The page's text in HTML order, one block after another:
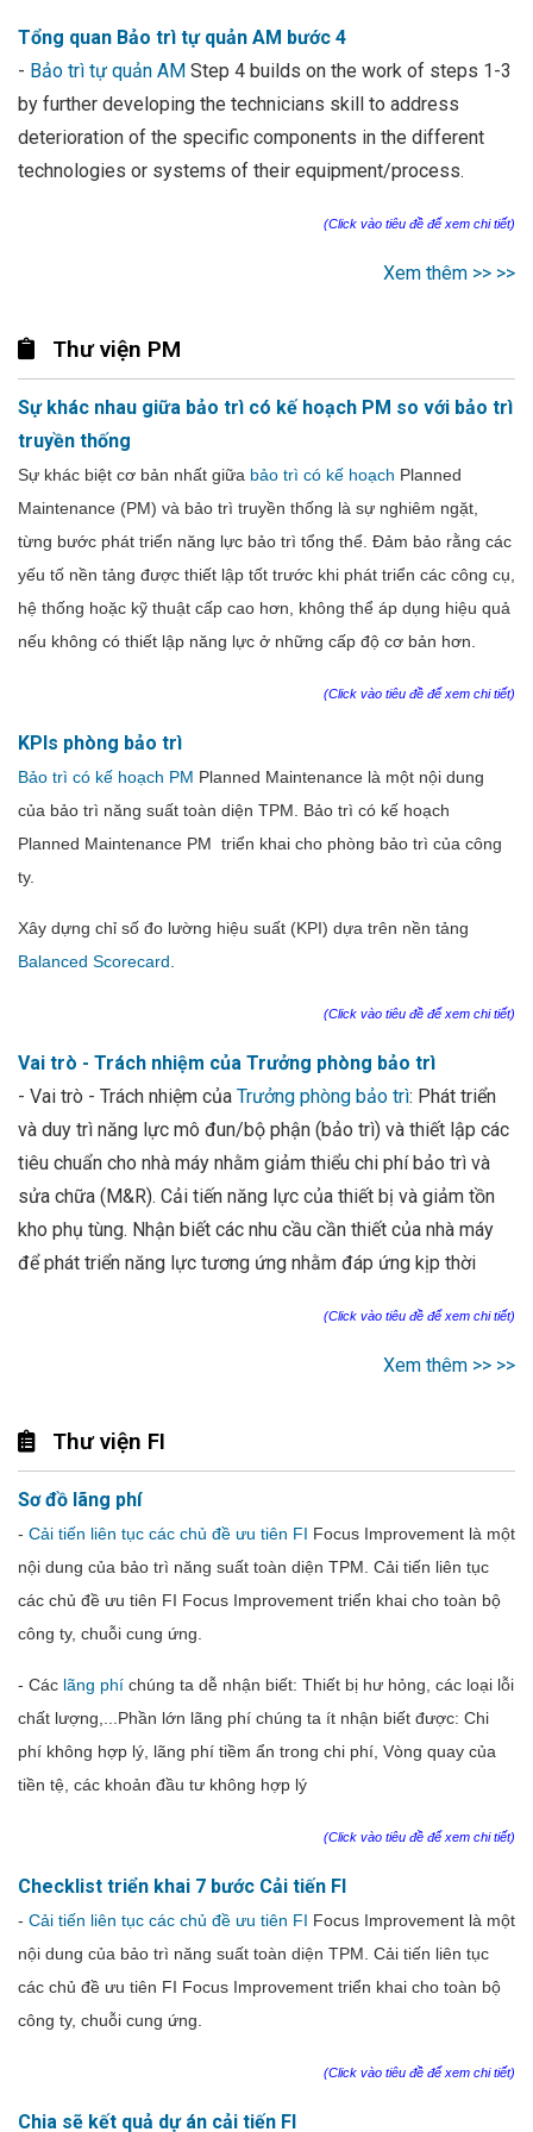
Tổng quan Bảo trì tự quản AM bước 4
- Bảo trì tự quản AM Step 4 builds on the work of steps 1-3
by further developing the technicians skill to address
deterioration of the specific components in the different
technologies or systems of their equipment/process.
(Click vào tiêu đề để xem chi tiết)
Xem thêm >> >>
Thư viện PM
Sự khác nhau giữa bảo trì có kế hoạch PM so với bảo trì
truyền thống
Sự khác biệt cơ bản nhất giữa bảo trì có kế hoạch Planned
Maintenance (PM) và bảo trì truyền thống là sự nghiêm ngặt,
từng bước phát triển năng lực bảo trì tổng thể. Đảm bảo rằng các
yếu tố nền tảng được thiết lập tốt trước khi phát triển các công cụ,
hệ thống hoặc kỹ thuật cấp cao hơn, không thể áp dụng hiệu quả
nếu không có thiết lập năng lực ở những cấp độ cơ bản hơn.
(Click vào tiêu đề để xem chi tiết)
KPIs phòng bảo trì
Bảo trì có kế hoạch PM Planned Maintenance là một nội dung
của bảo trì năng suất toàn diện TPM. Bảo trì có kế hoạch
Planned Maintenance PM triển khai cho phòng bảo trì của công
ty.
Xây dựng chỉ số đo lường hiệu suất (KPI) dựa trên nền tảng
Balanced Scorecard
(Click vào tiêu đề để xem chi tiết)
Vai trò - Trách nhiệm của Trưởng phòng bảo trì
- Vai trò - Trách nhiệm của Trưởng phòng bảo trì: Phát triển
và duy trì năng lực mô đun/bộ phận (bảo trì) và thiết lập các
tiêu chuẩn cho nhà máy nhằm giảm thiểu chi phí bảo trì và
sửa chữa (M&R). Cải tiến năng lực của thiết bị và giảm tồn
kho phụ tùng. Nhận biết các nhu cầu cần thiết của nhà máy
để phát triển năng lực tương ứng nhằm đáp ứng kịp thời
(Click vào tiêu đề để xem chi tiết)
Xem thêm >> >>
Thư viện FI
Sơ đồ lãng phí
- Cải tiến liên tục các chủ đề ưu tiên FI Focus Improvement là một
nội dung của bảo trì năng suất toàn diện TPM. Cải tiến liên tục
các chủ đề ưu tiên FI Focus Improvement triển khai cho toàn bộ
công ty, chuỗi cung ứng.
- Các lãng phí chúng ta dễ nhận biết: Thiết bị hư hỏng các loại lỗi
chất lượng,... Phần lớn lãng phí chúng ta ít nhận biết được: Chi
phí không hợp lý, lãng phí tiềm ẩn trong chi phí, Vòng quay của
tiền tệ các khoản đầu tư không hợp lý
(Click vào tiêu đề để xem chi tiết)
Checklist triển khai 7 bước Cải tiến FI
- Cải tiến liên tục các chủ đề ưu tiên FI Focus Improvement là một
nội dung của bảo trì năng suất toàn diện TPM. Cải tiến liên tục
các chủ đề ưu tiên FI Focus Improvement triển khai cho toàn bộ
công ty, chuỗi cung ứng.
(Click vào tiêu đề để xem chi tiết)
Chia sẽ kết quả dự án cải tiến FI